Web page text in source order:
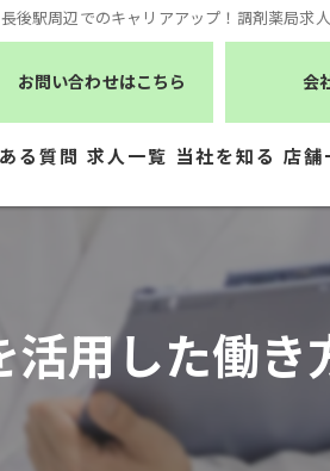
長後駅周辺でのキャリアアップ！調剤薬局求
お問い合わせはこちら 会
る質問 求人一覧 当社を知る
医療事務
正社員
パート
店舗
シー
株式会
株式会
有限
用した働き